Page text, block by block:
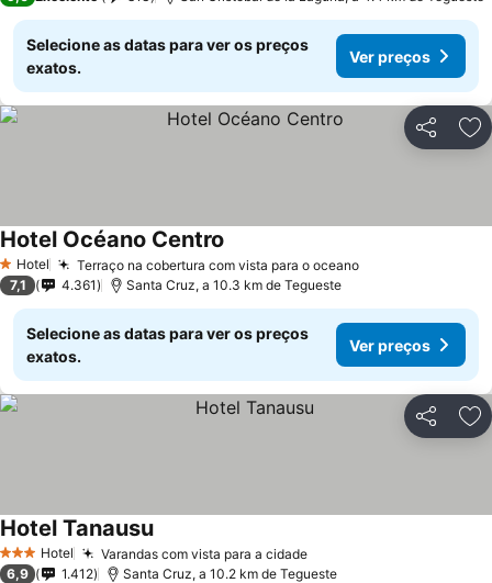
Selecione as datas para ver os preços
exatos.
Ver preços
Partilhar
1 Estrelas
Hotel Terraço na cobertura com vista para o oceano
Hotel Océano Centro
7,1 4.361 Santa Cruz, a 10.3 km de Tegueste
Selecione as datas para ver os preços
exatos.
Ver preços
Partilhar
3 EstrelasHotel Varandas com vista para a cidade
Hotel Tanausu
6,9 1.412 Santa Cruz, a 10.2 km de Tegueste